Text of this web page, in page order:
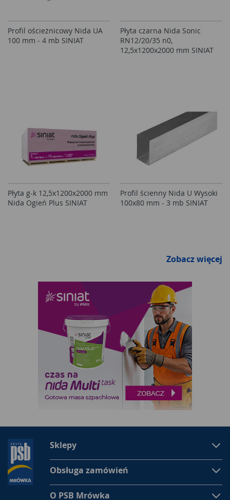
Profil ościeżnicowy Nida UA
100 mm - 4 mb SINIAT
Płyta czarna Nida Sonic
RN12/20/35 n0,
12,5x1200x2000 mm SINIAT
Płyta g-k 12,5x1200x2000 mm
Nida Ogień Plus SINIAT
Profil ścienny Nida U Wysoki
100x80 mm - 3 mb SINIAT
Zobacz więcej
Sklepy
Obsługa zamówień
O PSB Mrówka